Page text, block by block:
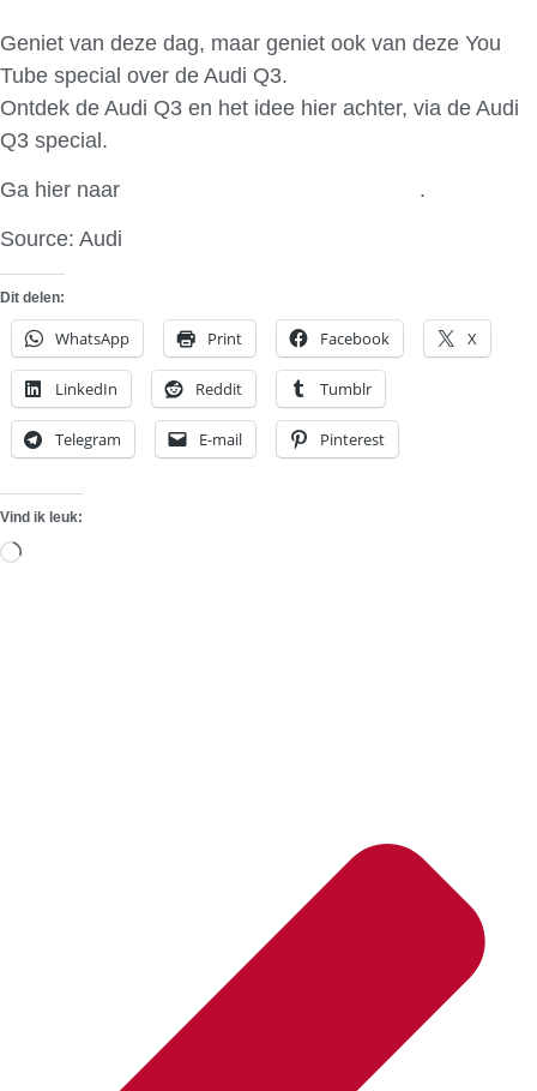
Geniet van deze dag, maar geniet ook van deze You
Tube special over de Audi Q3.
Ontdek de Audi Q3 en het idee hier achter, via de Audi
Q3 special.
Ga hier naar .
Source: Audi
Dit delen:
WhatsApp Print Facebook X
LinkedIn Reddit Tumblr
Telegram E-mail Pinterest
Vind ik leuk:
Aan